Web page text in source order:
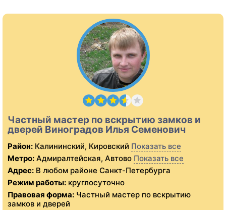
Частный мастер по вскрытию замков и
дверей Виноградов Илья Семенович
Район: Калининский, Кировский Показать все
Метро: Адмиралтейская, Автово Показать все
Адрес: В любом районе Санкт-Петербурга
Режим работы: круглосуточно
Правовая форма: Частный мастер по вскрытию
замков и дверей